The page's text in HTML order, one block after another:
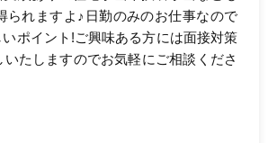
られますよ♪日勤のみのお仕事なので
ポイント!ご興味ある方には面接対策
たしますのでお気軽にご相談くださ